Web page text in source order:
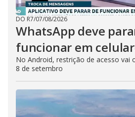
DO R7/07/08/2026
WhatsApp deve
funcionar em
No Android, restrição de acesso vai
8 de setembro